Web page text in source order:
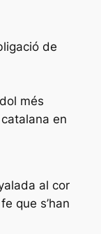
de
més
en
al cor
que s’han